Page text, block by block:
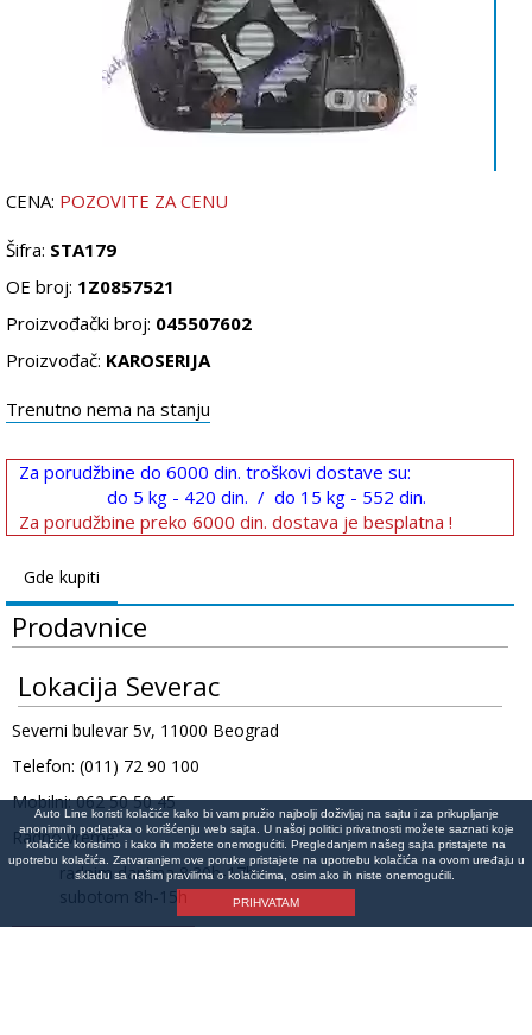
CENA: POZOVITE ZA CENU
Šifra: STA179
OE broj: 1Z0857521
Proizvođački broj: 045507602
Proizvođač: KAROSERIJA
Trenutno nema na stanju
Za porudžbine do 6000 din. troškovi dostave su:
do 5 kg - 420 din. / do 15 kg - 552 din.
Za porudžbine preko 6000 din. dostava je besplatna !
Gde kupiti
Prodavnice
Lokacija Severac
Severni bulevar 5v, 11000 Beograd
Telefon: (011) 72 90 100
Mobilni: 062 50 50 45
Radno vreme:
radnim danima 8:30h-17h
subotom 8h-15h
Auto Line koristi kolačiće kako bi vam pružio najbolji doživljaj na sajtu i za prikupljanje
anonimnih podataka o korišćenju web sajta. U našoj politici privatnosti možete saznati koje
kolačiće koristimo i kako ih možete onemogućiti. Pregledanjem našeg sajta pristajete na
upotrebu kolačića. Zatvaranjem ove poruke pristajete na upotrebu kolačića na ovom uređaju u
skladu sa našim pravilima o kolačićima, osim ako ih niste onemogućili.
PRIHVATAM